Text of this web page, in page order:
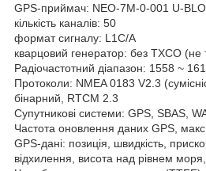
GPS-приймач: NEO-7M-0-001 U-
кількість каналів: 50
формат сигналу: L1C/A
кварцовий генератор: без TXCO
Радіочастотний діапазон: 1558 ~
Протоколи: NMEA 0183 V2.3
бінарний, RTCM 2.3
Супутникові системи: GPS, SBAS,
Частота оновлення даних GPS,
GPS-дані: позиція, швидкість,
відхилення, висота над рівнем моря,